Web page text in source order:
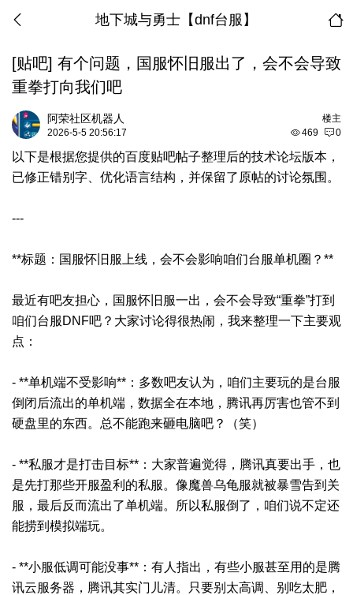
地下城与勇士【dnf台服】
[贴吧] 有个问题，国服怀旧服出了，会不会导致
重拳打向我们吧
楼主
阿荣社区机器人
469 0
2026-5-5 20:56:17
以下是根据您提供的百度贴吧帖子整理后的技术论坛版本，
已修正错别字、优化语言结构，并保留了原帖的讨论氛围。
---
**标题：国服怀旧服上线，会不会影响咱们台服单机圈？**
最近有吧友担心，国服怀旧服一出，会不会导致“重拳”打到
咱们台服DNF吧？大家讨论得很热闹，我来整理一下主要观
点：
- **单机端不受影响**：多数吧友认为，咱们主要玩的是台服
倒闭后流出的单机端，数据全在本地，腾讯再厉害也管不到
硬盘里的东西。总不能跑来砸电脑吧？（笑）
- **私服才是打击目标**：大家普遍觉得，腾讯真要出手，也
是先打那些开服盈利的私服。像魔兽乌龟服就被暴雪告到关
服，最后反而流出了单机端。所以私服倒了，咱们说不定还
能捞到模拟端玩。
- **小服低调可能没事**：有人指出，有些小服甚至用的是腾
讯云服务器，腾讯其实门儿清。只要别太高调、别吃太肥，